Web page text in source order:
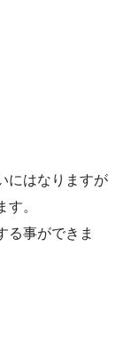
にはなりますが
。
る事ができま